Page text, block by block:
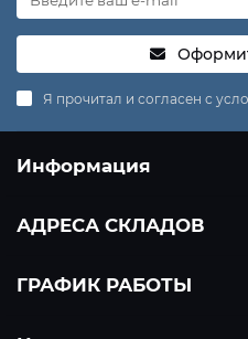
Я прочитал и согласен с
Информация
АДРЕСА СКЛАДОВ
ГРАФИК РАБОТЫ